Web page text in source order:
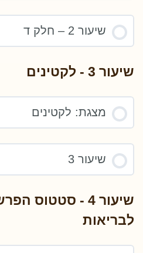
שיעור 2 – חלק ד
שיעור 3 - לקטינים
מצגת: לקטינים
שיעור 3
שיעור 4 - סטטוס
לבריאות